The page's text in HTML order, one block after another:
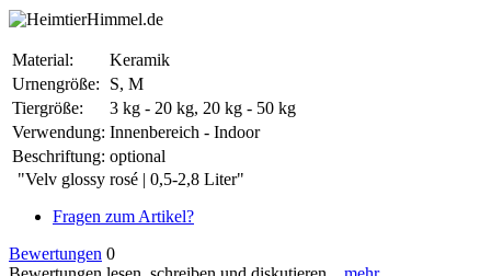
Material:
Keramik
Urnengröße:
S, M
Tiergröße:
3 kg - 20 kg, 20 kg - 50 kg
Verwendung: Innenbereich - Indoor
Beschriftung: optional
"Velv glossy rosé | 0,5-2,8 Liter"
Fragen zum Artikel?
Bewertungen 0